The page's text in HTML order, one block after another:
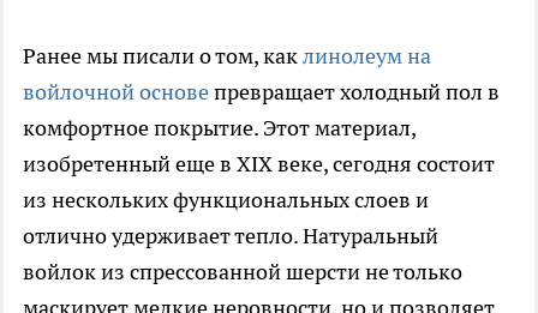
Ранее мы писали о том, каклинолеум на
войлочной основепревращает холодный пол в
комфортное покрытие. Этот материал,
изобретенный еще в XIX веке, сегодня состоит
из нескольких функциональных слоев и
отлично удерживает тепло. Натуральный
войлок из спрессованной шерсти не только